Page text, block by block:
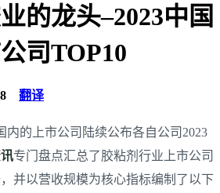
的龙头–2023中国
司TOP10
翻译
内的上市公司陆续公布各自公司2023
专门盘点汇总了胶粘剂行业上市公司
并以营收规模为核心指标编制了以下